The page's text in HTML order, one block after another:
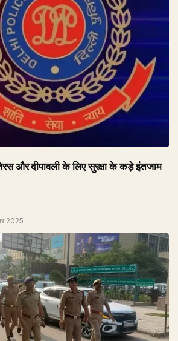
और दीपावली के लिए सुरक्षा के कड़े इंतजाम
2025